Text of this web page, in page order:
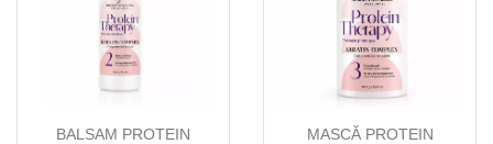
BALSAM PROTEIN
MASCĂ PROTEIN